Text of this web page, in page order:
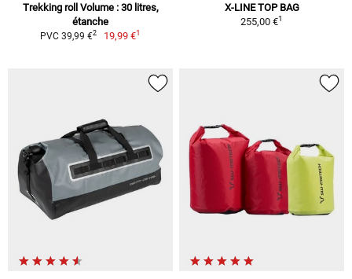
Trekking roll Volume : 30 litres,
étanche
PVC 39,99 €2 19,99 €1
X-LINE TOP BAG
255,00 €1